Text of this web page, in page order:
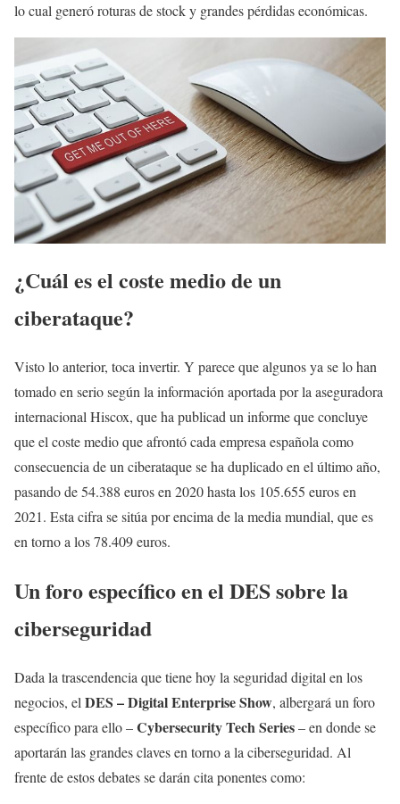
lo cual generó roturas de stock y grandes pérdidas económicas.
¿Cuál es el coste medio de un
ciberataque?
Visto lo anterior, toca invertir. Y parece que algunos ya se lo han
tomado en serio según la información aportada por la aseguradora
internacional Hiscox, que ha publicad un informe que concluye
que el coste medio que afrontó cada empresa española como
consecuencia de un ciberataque se ha duplicado en el último año,
pasando de 54.388 euros en 2020 hasta los 105.655 euros en
2021. Esta cifra se sitúa por encima de la media mundial, que es
en torno a los 78.409 euros.
Un foro específico en el DES sobre la
ciberseguridad
Dada la trascendencia que tiene hoy la seguridad digital en los
negocios, el DES – Digital Enterprise Show, albergará un foro
específico para ello –Cybersecurity Tech Series– en donde se
aportarán las grandes claves en torno a la ciberseguridad. Al
frente de estos debates se darán cita ponentes como: